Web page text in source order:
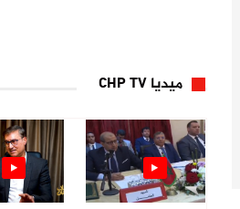
ميديا CHP TV